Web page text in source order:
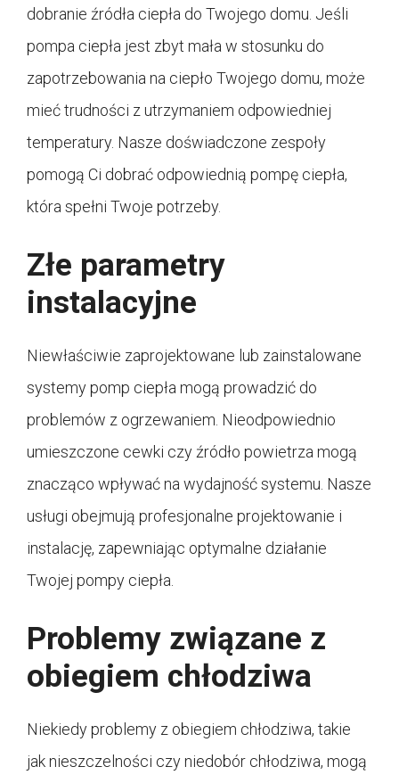
dobranie źródła ciepła do Twojego domu. Jeśli
pompa ciepła jest zbyt mała w stosunku do
zapotrzebowania na ciepło Twojego domu, może
mieć trudności z utrzymaniem odpowiedniej
temperatury. Nasze doświadczone zespoły
pomogą Ci dobrać odpowiednią pompę ciepła,
która spełni Twoje potrzeby.
Złe parametry
instalacyjne
Niewłaściwie zaprojektowane lub zainstalowane
systemy pomp ciepła mogą prowadzić do
problemów z ogrzewaniem. Nieodpowiednio
umieszczone cewki czy źródło powietrza mogą
znacząco wpływać na wydajność systemu. Nasze
usługi obejmują profesjonalne projektowanie i
instalację, zapewniając optymalne działanie
Twojej pompy ciepła.
Problemy związane z
obiegiem chłodziwa
Niekiedy problemy z obiegiem chłodziwa, takie
jak nieszczelności czy niedobór chłodziwa, mogą